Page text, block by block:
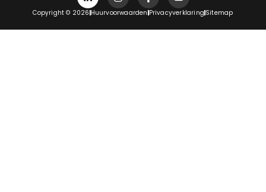
Copyright © 2026 Huurvoorwaarden PrivacyverklaringSitemap